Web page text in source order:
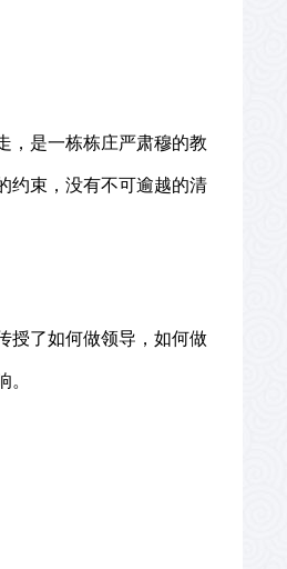
，是一栋栋庄严肃穆的教
约束，没有不可逾越的清
授了如何做领导，如何做